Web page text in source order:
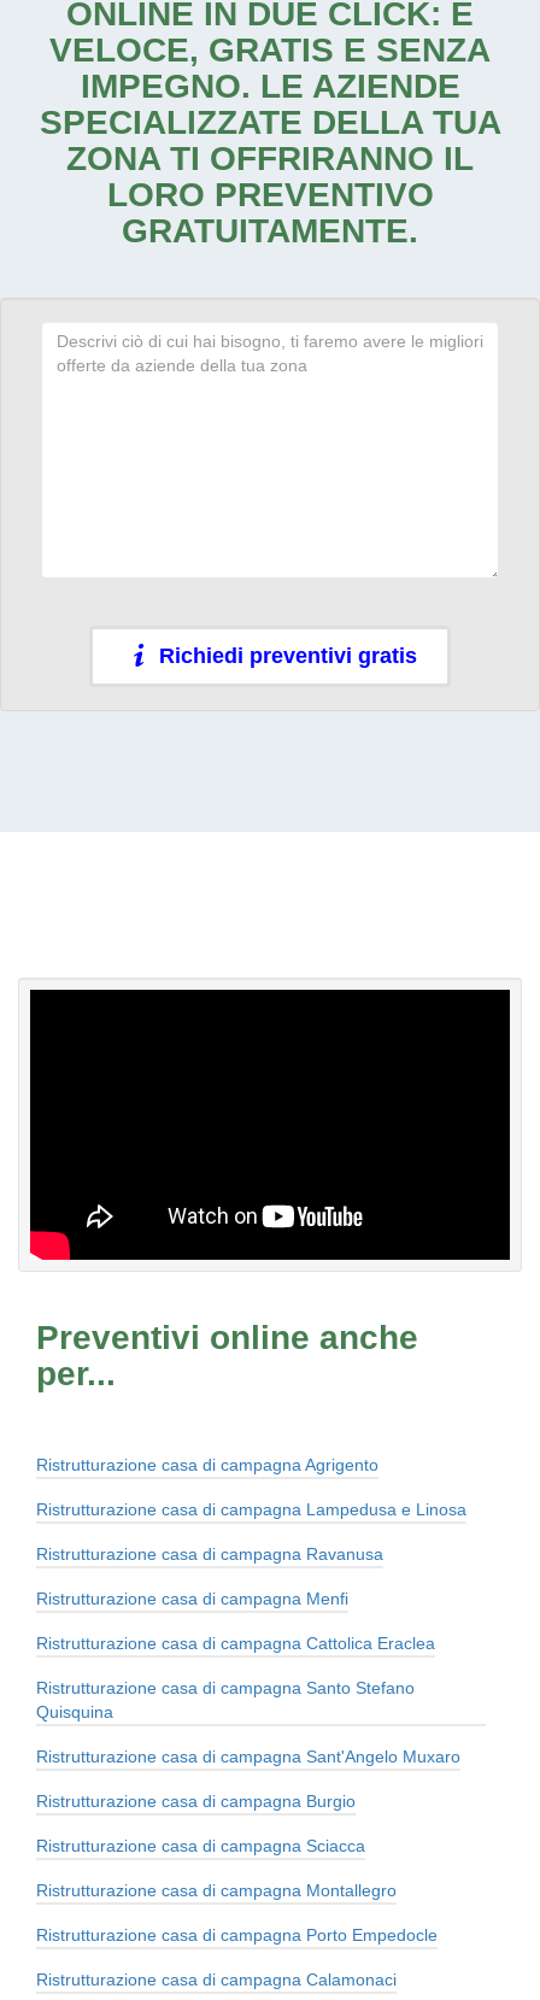
ONLINE IN DUE CLICK: È
VELOCE, GRATIS E SENZA
IMPEGNO. LE AZIENDE
SPECIALIZZATE DELLA TUA
ZONA TI OFFRIRANNO IL
LORO PREVENTIVO
GRATUITAMENTE.
Richiedi preventivi gratis
Preventivi online anche
per...
Ristrutturazione casa di campagna Agrigento
Ristrutturazione casa di campagna Lampedusa e Linosa
Ristrutturazione casa di campagna Ravanusa
Ristrutturazione casa di campagna Menfi
Ristrutturazione casa di campagna Cattolica Eraclea
Ristrutturazione casa di campagna Santo Stefano
Quisquina
Ristrutturazione casa di campagna Sant'Angelo Muxaro
Ristrutturazione casa di campagna Burgio
Ristrutturazione casa di campagna Sciacca
Ristrutturazione casa di campagna Montallegro
Ristrutturazione casa di campagna Porto Empedocle
Ristrutturazione casa di campagna Calamonaci